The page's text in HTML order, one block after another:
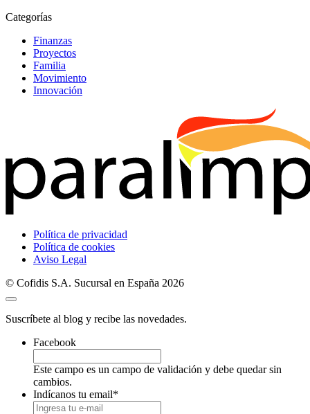
Categorías
Finanzas
Proyectos
Familia
Movimiento
Innovación
Política de privacidad
Política de cookies
Aviso Legal
© Cofidis S.A. Sucursal en España 2026
Suscríbete al blog y recibe las novedades.
Facebook
Este campo es un campo de validación y debe quedar sin
cambios.
Indícanos tu email*